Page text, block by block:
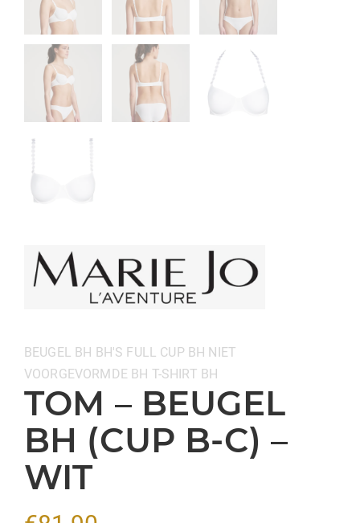
Categorieën:
BEUGEL BH BH'S FULL CUP BH NIET
VOORGEVORMDE BH T-SHIRT BH
TOM – BEUGEL
BH (CUP B-C) –
WIT